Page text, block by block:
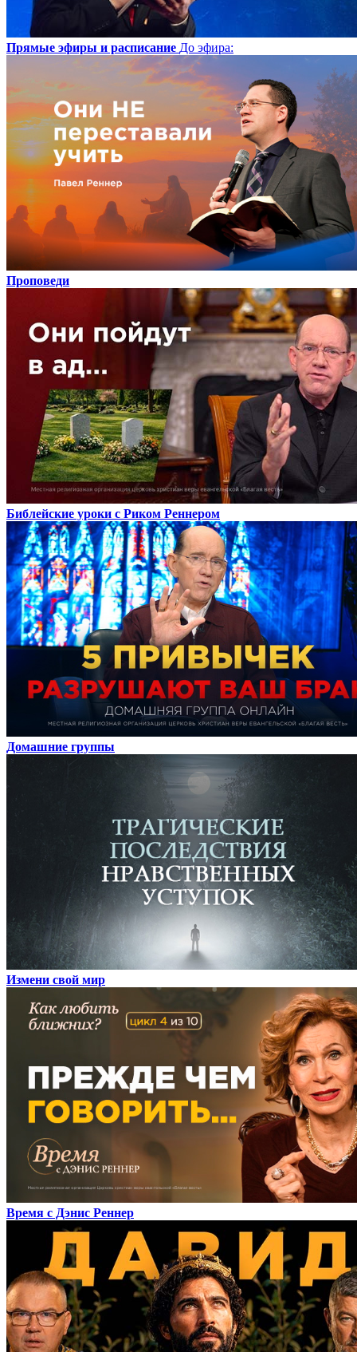
Прямые эфиры и расписание До эфира:
Проповеди
Библейские уроки с Риком Реннером
Домашние группы
Измени свой мир
Время с Дэнис Реннер